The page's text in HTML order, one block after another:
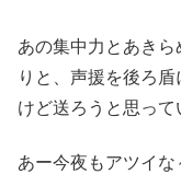
あの集中力とあき
りと、声援を後ろ
けど送ろうと思って
あー今夜もアツイな